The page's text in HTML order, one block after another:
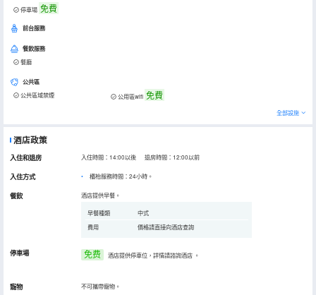
停車場 免費
前台服務
餐飲服務
餐廳
公共區
公共區域禁煙 公用區wifi 免費
全部設施
酒店政策
入住和退房 入住時間：14:00以後 退房時間：12:00以前
入住方式 櫃枱服務時間：24小時。
餐飲 酒店提供早餐。
早餐種類
中式
費用
價格請直接向酒店查詢
停車場 免费 酒店提供停車位，詳情請諮詢酒店 。
寵物 不可攜帶寵物。